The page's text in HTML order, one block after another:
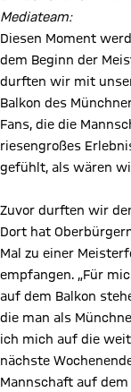
Mediateam:
Diesen Moment
dem Beginn der
durften wir mit
Balkon des
Fans, die die
riesengroßes
gefühlt, als wären
Zuvor durften wir
Dort hat
Mal zu einer
empfangen. „Für
auf dem Balkon
die man als
ich mich auf die
nächste
Mannschaft auf dem